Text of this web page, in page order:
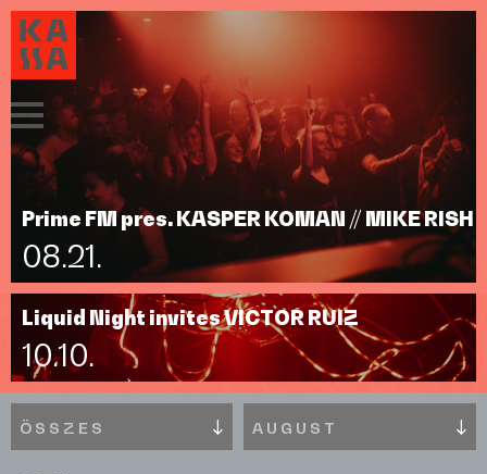
Prime FM pres. KASPER KOMAN // MIKE RISH
08.21.
Liquid Night invites VICTOR RUIZ
10.10.
ÖSSZES AUGUST